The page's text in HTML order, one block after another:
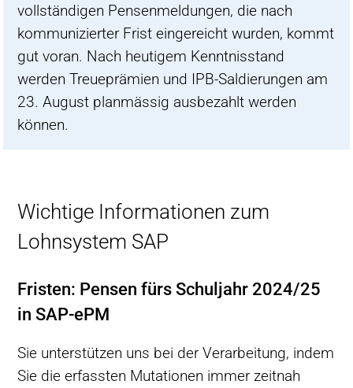
vollständigen Pensenmeldungen, die nach
kommunizierter Frist eingereicht wurden, kommt
gut voran. Nach heutigem Kenntnisstand
werden Treueprämien und IPB-Saldierungen am
23. August planmässig ausbezahlt werden
können.
Wichtige Informationen zum
Lohnsystem SAP
Fristen: Pensen fürs Schuljahr 2024/25
in SAP-ePM
Sie unterstützen uns bei der Verarbeitung, indem
Sie die erfassten Mutationen immer zeitnah